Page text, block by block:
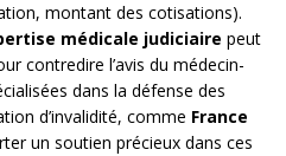
montant des cotisations).
médicale judiciaire peut
contredire l’avis du médecin-
dans la défense des
d’invalidité, comme France
un soutien précieux dans ces